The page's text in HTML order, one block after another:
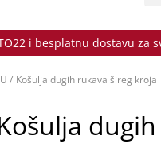
i besplatnu dostavu za
/ Košulja dugih rukava šireg kroja